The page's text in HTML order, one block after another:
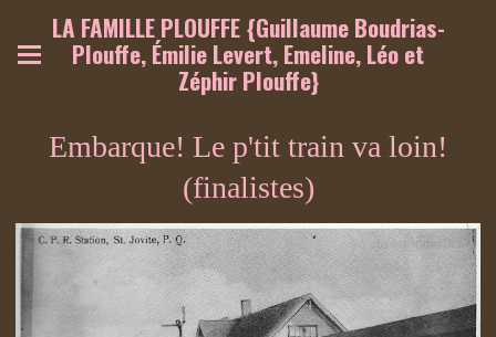
LA FAMILLE PLOUFFE {Guillaume Boudrias-
Plouffe, Émilie Levert, Emeline, Léo et
Zéphir Plouffe}
Embarque! Le p'tit train va loin!
(finalistes)